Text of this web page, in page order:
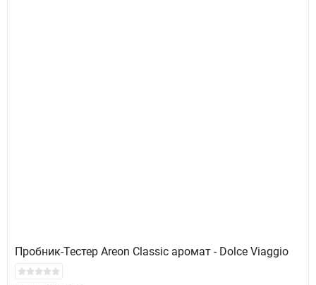
Пробник-Тестер Areon Classic аромат - Dolce Viaggio